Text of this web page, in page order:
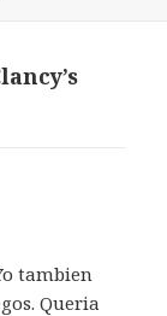
tambien
Queria